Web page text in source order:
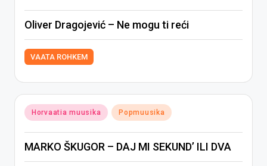
Oliver Dragojević – Ne mogu ti reći
VAATA ROHKEM
Posted
in
Horvaatia muusika Popmuusika
MARKO ŠKUGOR – DAJ MI SEKUND’ ILI DVA